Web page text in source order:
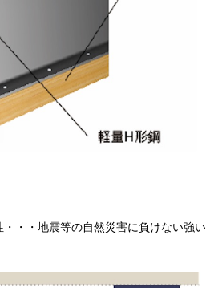
・・地震等の自然災害に負けない強い